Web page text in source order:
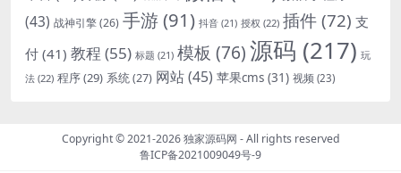
(43) 战神引擎(26) 手游(91) 抖音 (21) 授权 (22) 插件 (72) 支
付 (41) 教程 (55) 标题 (21) 模板 (76)源码 (217) 玩
法 (22) 程序(29) 系统(27) 网站(45) 苹果cms (31) 视频 (23)
Copyright © 2021-2026独家源码网 - All rights reserved
鲁ICP备2021009049号-9